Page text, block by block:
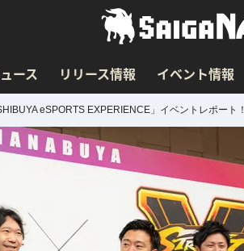
ース リリース情報 イベント情報
eSPORTS EXPERIENCE」イベントレポート！